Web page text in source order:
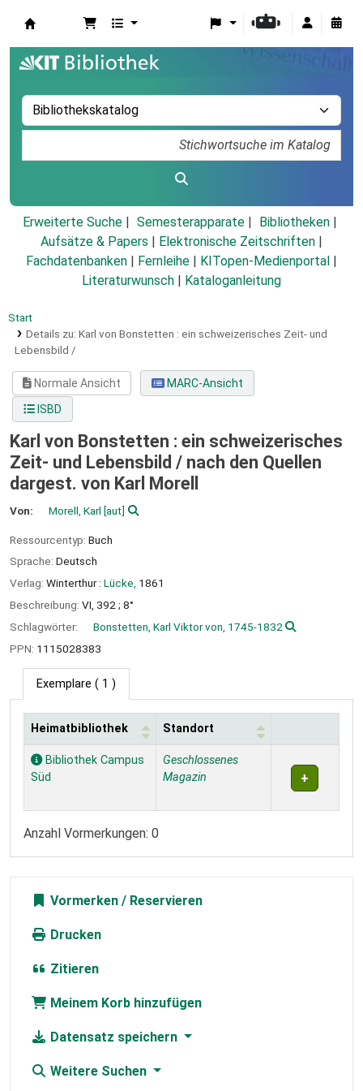
Erweiterte Suche Semesterapparate
Bibliotheken
Aufsätze & Papers
Elektronische Zeitschriften
Fachdatenbanken
Fernleihe KITopen-Medienportal
Literaturwunsch
Kataloganleitung
Start
Details zu: Karl von Bonstetten : ein schweizerisches Zeit- und
Lebensbild /
Normale Ansicht
MARC-Ansicht
ISBD
Karl von Bonstetten : ein schweizerisches
Zeit- und Lebensbild / nach den Quellen
dargest. von Karl Morell
Von: Morell, Karl [aut]
Ressourcentyp: Buch
Sprache: Deutsch
Verlag: Winterthur : Lücke, 1861
Beschreibung: VI, 392 ; 8°
Schlagwörter:
Bonstetten, Karl Viktor von, 1745-1832
PPN: 1115028383
Exemplare ( 1 )
Exemplare
Heimatbibliothek Standort
Bibliothek Campus
Süd
Geschlossenes
Magazin
Anzahl Vormerkungen: 0
Vormerken
Drucken
Zitieren
Meinem Korb hinzufügen
Datensatz speichern
Weitere Suchen